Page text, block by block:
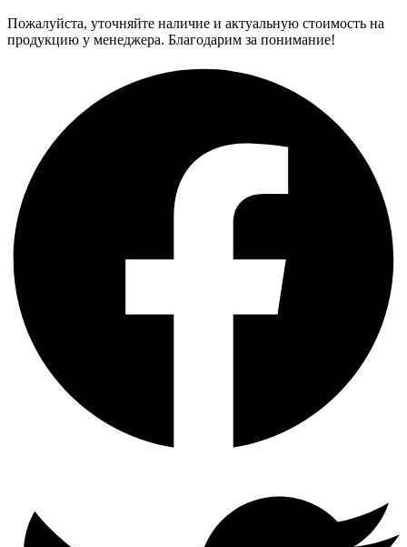
Пожалуйста, уточняйте наличие и актуальную стоимость на
продукцию у менеджера. Благодарим за понимание!